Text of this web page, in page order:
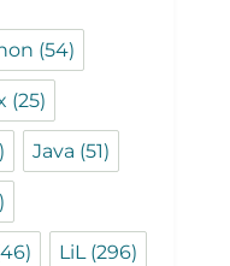
(54)
(25)
Java (51)
LiL(296)